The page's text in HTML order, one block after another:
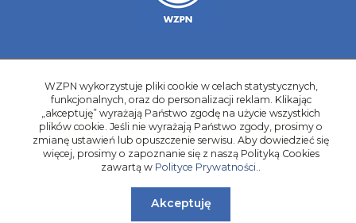
Galerie zdjęć
Kontakt
Kadry Regionów
Program Grantowy
Dziewczyny do Piłki
WZPN wykorzystuje pliki cookie w celach statystycznych,
funkcjonalnych, oraz do personalizacji reklam. Klikając
„akceptuję” wyrażają Państwo zgodę na użycie wszystkich
plików cookie. Jeśli nie wyrażają Państwo zgody, prosimy o
zmianę ustawień lub opuszczenie serwisu. Aby dowiedzieć się
więcej, prosimy o zapoznanie się z naszą Polityką Cookies
zawartą w Polityce Prywatności..
Akceptuję